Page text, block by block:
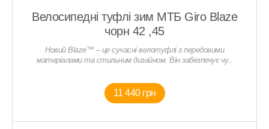
Велосипедні туфлі зим МТБ Giro Blaze
чорн 42 ,45
Новий Blaze™ – це сучасні велотуфлі з передовими
матеріалами та стильним дизайном. Він забезпечує чу..
11 440 грн